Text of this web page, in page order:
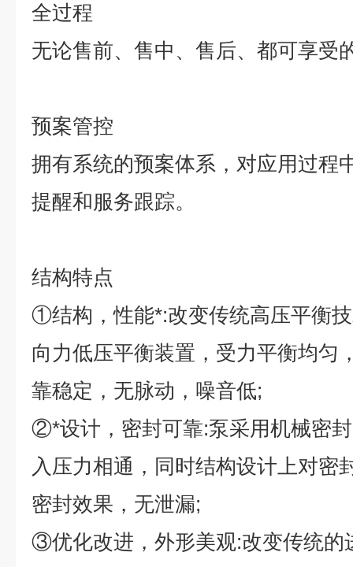
全过程
无论售前、售中、售后、都可享受
预案管控
拥有系统的预案体系，对应用过程
提醒和服务跟踪。
结构特点
①结构，性能*:改变传统高压平衡
向力低压平衡装置，受力平衡均匀
靠稳定，无脉动，噪音低;
②*设计，密封可靠:泵采用机械密
入压力相通，同时结构设计上对密
密封效果，无泄漏;
③优化改进，外形美观:改变传统的